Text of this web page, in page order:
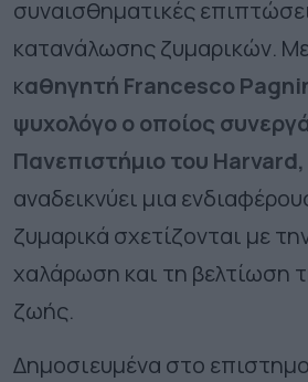
συναισθηματικές
κατανάλωσης ζυμαρικών.
καθηγητή Francesco
ψυχολόγο ο οποίος
Πανεπιστήμιο του Harvard,
αναδεικνύει μια
ζυμαρικά σχετίζονται με
χαλάρωση και τη βελτίωση
ζωής.
Δημοσιευμένα στο